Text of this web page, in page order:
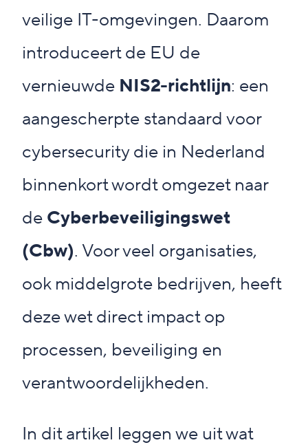
veilige IT-omgevingen. Daarom
introduceert de EU de
vernieuwde NIS2-richtlijn: een
aangescherpte standaard voor
cybersecurity die in Nederland
binnenkort wordt omgezet naar
de Cyberbeveiligingswet
(Cbw). Voor veel organisaties,
ook middelgrote bedrijven, heeft
deze wet direct impact op
processen, beveiliging en
verantwoordelijkheden.
In dit artikel leggen we uit wat